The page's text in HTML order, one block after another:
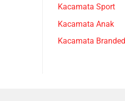
Kacamata Sport
Kacamata Anak
Kacamata Branded